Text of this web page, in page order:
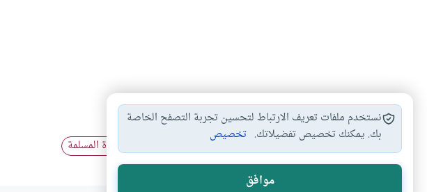
خروج المرأة بزينتها المرأة المسلمة
نستخدم ملفات تعريف الارتباط لتحسين تجربة التصفح الخاصة
بك. يمكنك تخصيص تفضيلاتك. تخصيص
موافق